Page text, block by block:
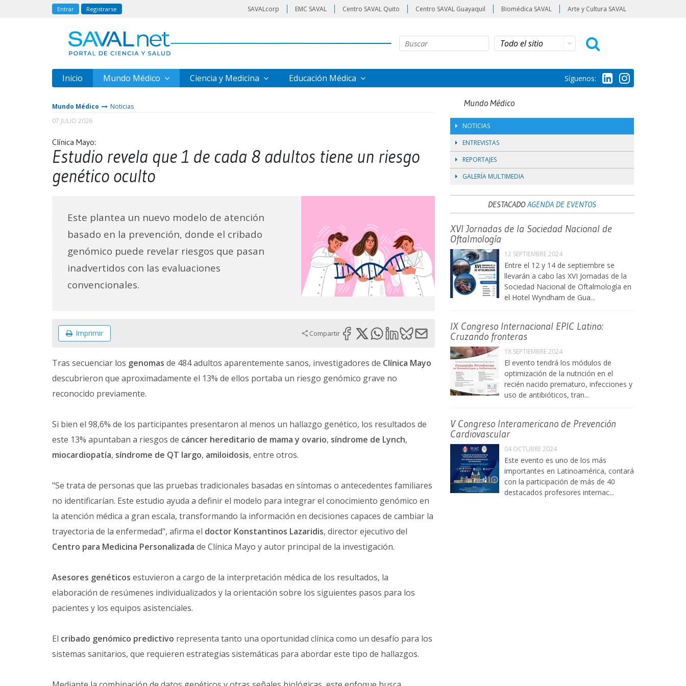
Entrar Registrarse SAVALcorp EMC SAVAL Centro SAVAL Quito Centro SAVAL Guayaquil Biomédica SAVAL Arte y Cultura SAVAL
Inicio Mundo Médico Ciencia y Medicina Educación Médica Síguenos:
Mundo Médico
Noticias
07 JULIO 2026
Clínica Mayo:
Estudio revela que 1 de cada 8 adultos tiene un riesgo
genético oculto
Este plantea un nuevo modelo de atención
basado en la prevención, donde el cribado
genómico puede revelar riesgos que pasan
inadvertidos con las evaluaciones
convencionales.
Imprimir Compartir
Tras secuenciar los genomas de 484 adultos aparentemente sanos, investigadores de Clínica Mayo
descubrieron que aproximadamente el 13% de ellos portaba un riesgo genómico grave no
reconocido previamente.
Si bien el 98,6% de los participantes presentaron al menos un hallazgo genético, los resultados de
este 13% apuntaban a riesgos de cáncer hereditario de mama y ovario, síndrome de Lynch,
miocardiopatía, síndrome de QT largo, amiloidosis, entre otros.
"Se trata de personas que las pruebas tradicionales basadas en síntomas o antecedentes familiares
no identificarían. Este estudio ayuda a definir el modelo para integrar el conocimiento genómico en
la atención médica a gran escala, transformando la información en decisiones capaces de cambiar la
trayectoria de la enfermedad", afirma el doctor Konstantinos Lazaridis, director ejecutivo del
Centro para Medicina Personalizada de Clínica Mayo y autor principal de la investigación.
Asesores genéticos estuvieron a cargo de la interpretación médica de los resultados, la
elaboración de resúmenes individualizados y la orientación sobre los siguientes pasos para los
pacientes y los equipos asistenciales.
El cribado genómico predictivo representa tanto una oportunidad clínica como un desafío para los
sistemas sanitarios, que requieren estrategias sistemáticas para abordar este tipo de hallazgos.
Mundo Médico
NOTICIAS
ENTREVISTAS
REPORTAJES
GALERÍA MULTIMEDIA
DESTACADOAGENDA DE EVENTOS
XVI Jornadas de la Sociedad Nacional de
Oftalmología
12 SEPTIEMBRE 2024
Entre el 12 y 14 de septiembre se
llevarán a cabo las XVI Jornadas de la
Sociedad Nacional de Oftalmología en
el Hotel Wyndham de Gua...
IX Congreso Internacional EPIC Latino:
Cruzando fronteras
18 SEPTIEMBRE 2024
El evento tendrá los módulos de
optimización de la nutrición en el
recién nacido prematuro, infecciones y
uso de antibióticos, tran...
V Congreso Interamericano de Prevención
Cardiovascular
04 OCTUBRE 2024
Este evento es uno de los más
importantes en Latinoamérica, contará
con la participación de más de 40
destacados profesores internac...